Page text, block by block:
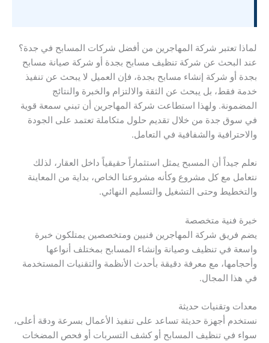
لماذا تعتبر شركة المهاجرين من أفضل شركات المسابح في جدة؟
عند البحث عن شركة تنظيف مسابح بجدة أو شركة صيانة مسابح
بجدة أو شركة إنشاء مسابح بجدة، فإن العميل لا يبحث عن تنفيذ
خدمة فقط، بل يبحث عن الثقة والالتزام والخبرة والنتائج
المضمونة. ولهذا استطاعت شركة المهاجرين أن تبني سمعة قوية
في سوق جدة من خلال تقديم حلول متكاملة تعتمد على الجودة
والاحترافية والشفافية في التعامل.
نعلم جيداً أن المسبح يمثل استثماراً حقيقياً داخل العقار، لذلك
نتعامل مع كل مشروع وكأنه مشروعنا الخاص، بداية من المعاينة
والتخطيط وحتى التشغيل والتسليم النهائي.
خبرة فنية متخصصة
يضم فريق شركة المهاجرين فنيين ومتخصصين يمتلكون خبرة
واسعة في تنظيف وصيانة وإنشاء المسابح بمختلف أنواعها
وأحجامها، مع معرفة دقيقة بأحدث الأنظمة والتقنيات المستخدمة
في هذا المجال.
معدات وتقنيات حديثة
نستخدم أجهزة حديثة تساعد على تنفيذ الأعمال بسرعة ودقة أعلى،
سواء في تنظيف المسابح أو كشف التسربات أو فحص المضخات